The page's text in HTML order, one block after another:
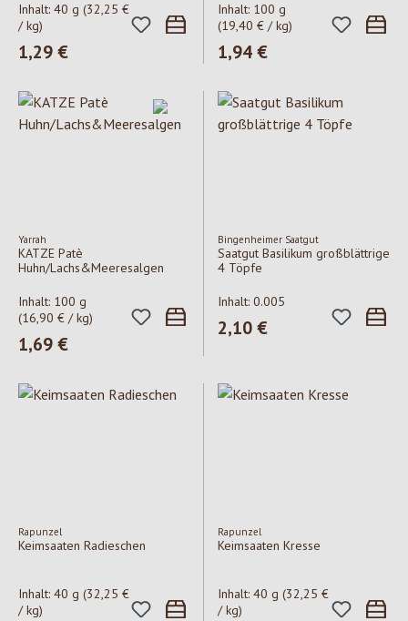
Inhalt: 40 g (32,25 €
/ kg)
Regulärer Preis:
1,29 €
Inhalt: 100 g
(19,40 € / kg)
Regulärer Preis:
1,94 €
Yarrah
KATZE Patè
Huhn/Lachs&Meeresalgen
Inhalt: 100 g
(16,90 € / kg)
Regulärer Preis:
1,69 €
Bingenheimer Saatgut
Saatgut Basilikum großblättrige
4 Töpfe
Inhalt: 0.005
Regulärer Preis:
2,10 €
Rapunzel
Keimsaaten Radieschen
Inhalt: 40 g (32,25 €
/ kg)
Rapunzel
Keimsaaten Kresse
Inhalt: 40 g (32,25 €
/ kg)